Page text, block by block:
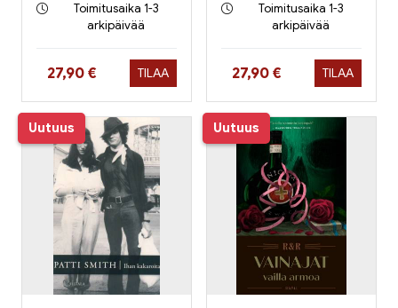
Toimitusaika 1-3
arkipäivää
Hinta nyt
27,90 € TILAA
Toimitusaika 1-3
arkipäivää
Hinta nyt
27,90 € TILAA
Uutuus Uutuus